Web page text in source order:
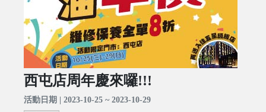
西屯店周年慶來囉!!!
活動日期 | 2023-10-25 ~ 2023-10-29